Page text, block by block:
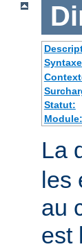
Statut:
Module:
La
les
au
est